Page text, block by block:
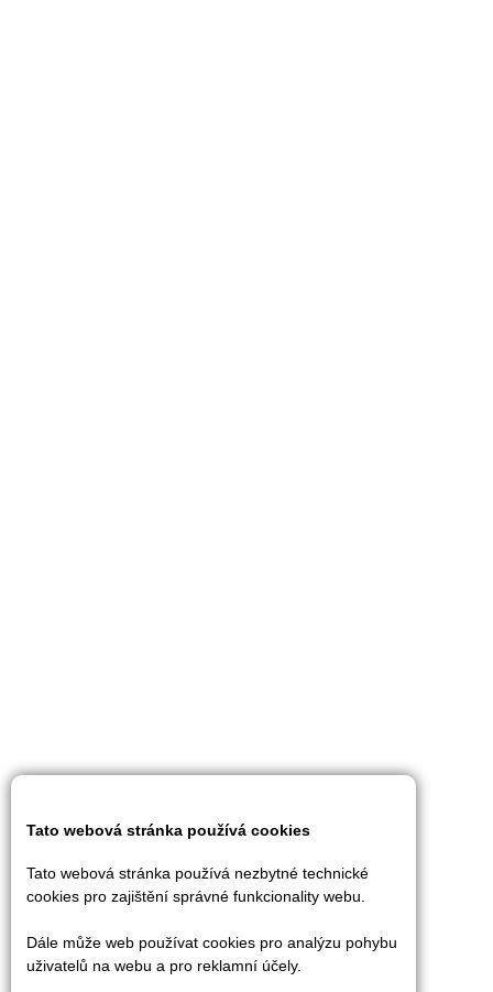
Tato webová stránka používá cookies
Tato webová stránka používá nezbytné technické
cookies pro zajištění správné funkcionality webu.
Dále může web používat cookies pro analýzu pohybu
uživatelů na webu a pro reklamní účely.